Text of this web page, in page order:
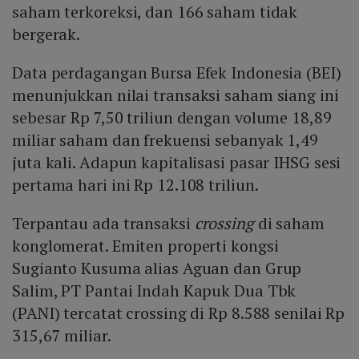
saham terkoreksi, dan 166 saham tidak
bergerak.
Data perdagangan Bursa Efek Indonesia (BEI)
menunjukkan nilai transaksi saham siang ini
sebesar Rp 7,50 triliun dengan volume 18,89
miliar saham dan frekuensi sebanyak 1,49
juta kali. Adapun kapitalisasi pasar IHSG sesi
pertama hari ini Rp 12.108 triliun.
Terpantau ada transaksi crossingdi saham
konglomerat. Emiten properti kongsi
Sugianto Kusuma alias Aguan dan Grup
Salim, PT Pantai Indah Kapuk Dua Tbk
(PANI) tercatat crossing di Rp 8.588 senilai Rp
315,67 miliar.